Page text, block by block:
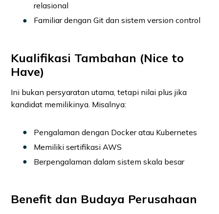
relasional
Familiar dengan Git dan sistem version control
Kualifikasi Tambahan (Nice to
Have)
Ini bukan persyaratan utama, tetapi nilai plus jika
kandidat memilikinya. Misalnya:
Pengalaman dengan Docker atau Kubernetes
Memiliki sertifikasi AWS
Berpengalaman dalam sistem skala besar
Benefit dan Budaya Perusahaan